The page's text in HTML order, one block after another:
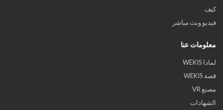
كيف
فيديو وبث مباشر
معلومات عنا
لماذا WEKIS
قصة WEKIS
مصنع VR
الشهادات